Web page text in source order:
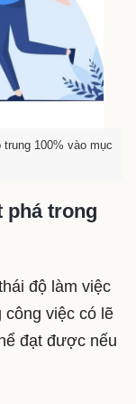
100% vào mục
phá trong
độ làm việc
việc có lẽ
đạt được nếu